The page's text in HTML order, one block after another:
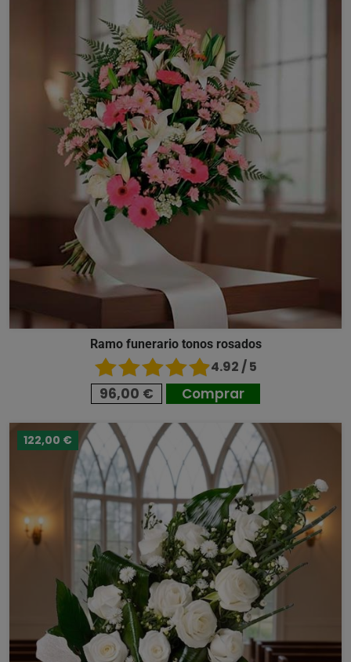
Ramo funerario tonos rosados
4.92 / 5
96,00 € Comprar
122,00 €